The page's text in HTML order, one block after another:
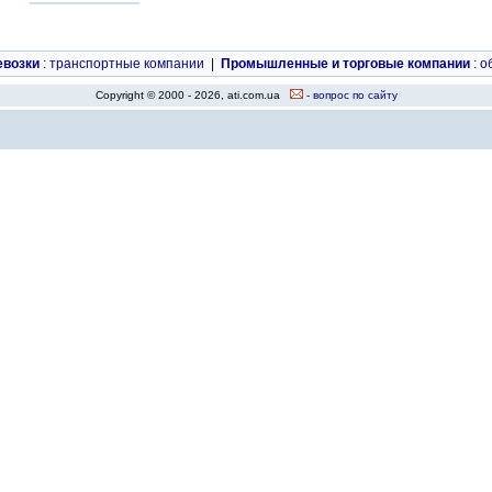
: транспортные компании Промышленные и торговые компании :
Copyright © 2000 - 2026, ati.com.ua - вопрос по сайту